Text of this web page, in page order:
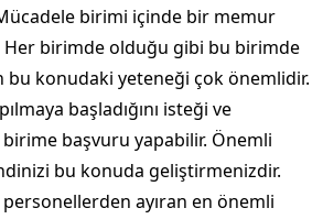
birimi içinde bir memur
Her birimde olduğu gibi bu birimde
konudaki yeteneği çok önemlidir.
başladığını isteği ve
başvuru yapabilir. Önemli
bu konuda geliştirmenizdir.
ayıran en önemli